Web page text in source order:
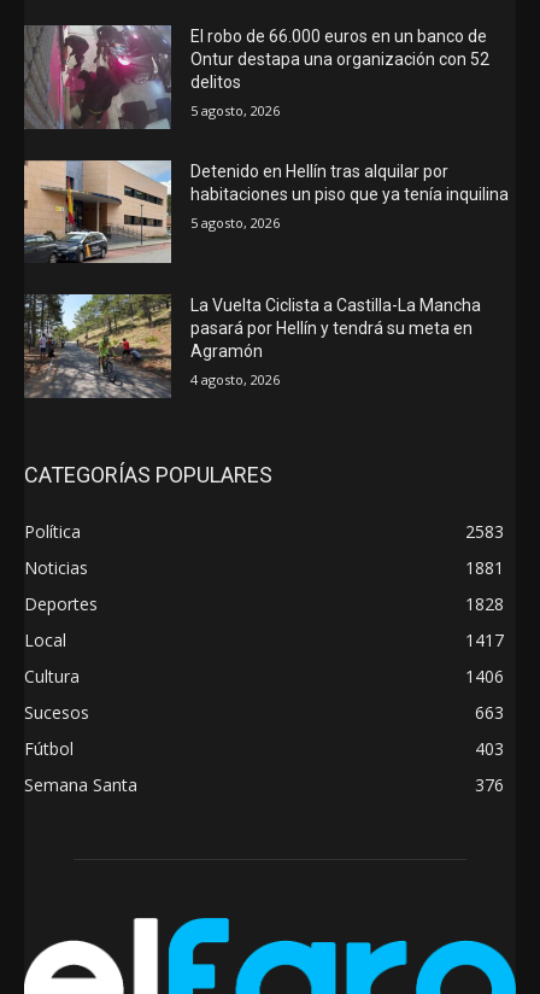
El robo de 66.000 euros en un banco de
Ontur destapa una organización con 52
delitos
5 agosto, 2026
Detenido en Hellín tras alquilar por
habitaciones un piso que ya tenía inquilina
5 agosto, 2026
La Vuelta Ciclista a Castilla-La Mancha
pasará por Hellín y tendrá su meta en
Agramón
4 agosto, 2026
CATEGORÍAS POPULARES
Política
2583
Noticias
1881
Deportes
1828
Local
1417
Cultura
1406
Sucesos
663
Fútbol
403
Semana Santa
376